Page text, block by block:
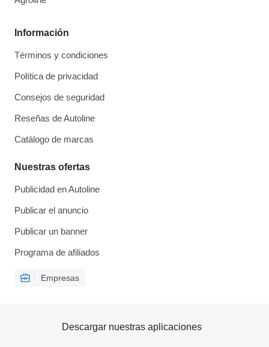
Información
Términos y condiciones
Política de privacidad
Consejos de seguridad
Reseñas de Autoline
Catálogo de marcas
Nuestras ofertas
Publicidad en Autoline
Publicar el anuncio
Publicar un banner
Programa de afiliados
Empresas
Descargar nuestras aplicaciones